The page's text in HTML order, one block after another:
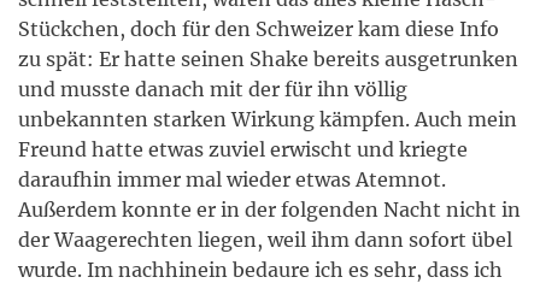
Stückchen, doch für den Schweizer kam diese Info
zu spät: Er hatte seinen Shake bereits ausgetrunken
und musste danach mit der für ihn völlig
unbekannten starken Wirkung kämpfen. Auch mein
Freund hatte etwas zuviel erwischt und kriegte
daraufhin immer mal wieder etwas Atemnot.
Außerdem konnte er in der folgenden Nacht nicht in
der Waagerechten liegen, weil ihm dann sofort übel
wurde. Im nachhinein bedaure ich es sehr, dass ich